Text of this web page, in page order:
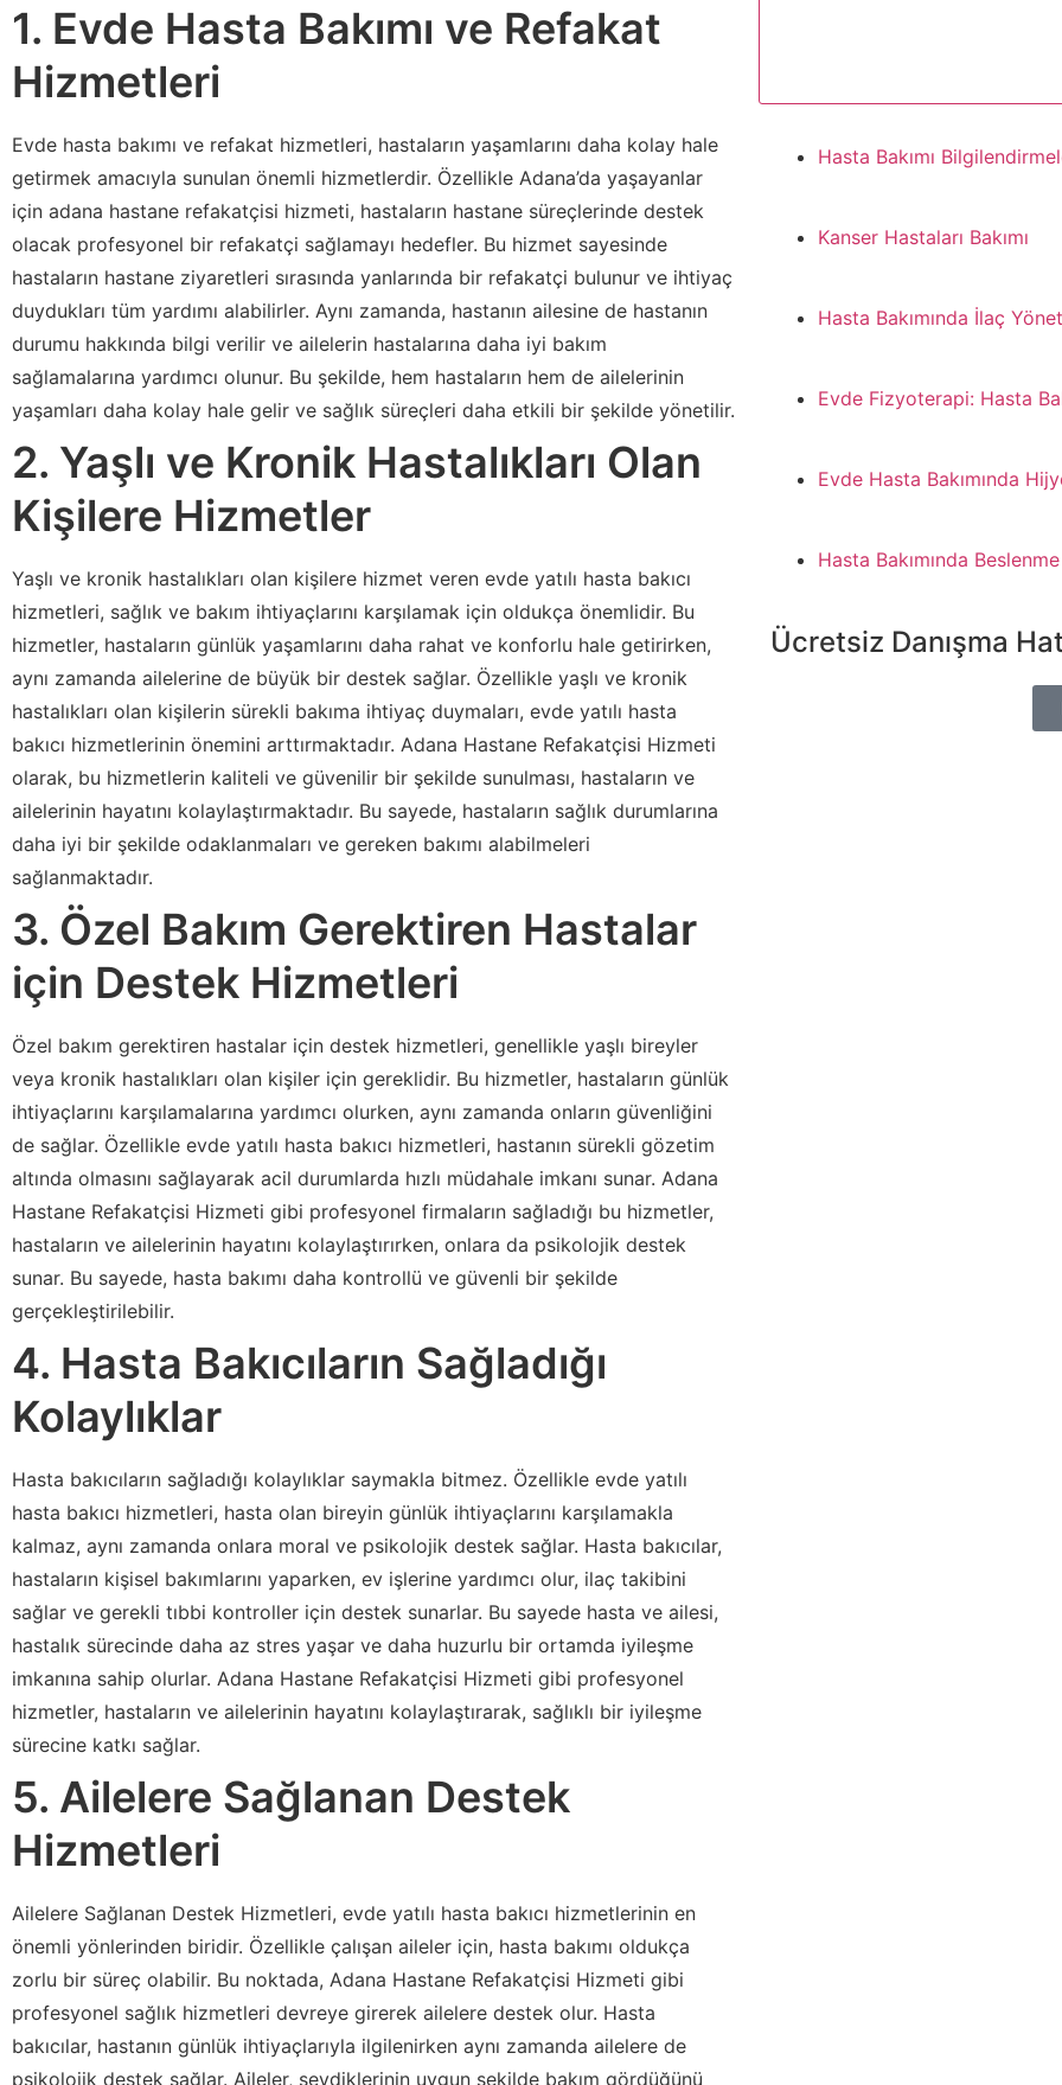
1. Evde Hasta Bakımı ve Refakat
Hizmetleri
Evde hasta bakımı ve refakat hizmetleri, hastaların yaşamlarını daha kolay hale
getirmek amacıyla sunulan önemli hizmetlerdir. Özellikle Adana’da yaşayanlar
için adana hastane refakatçisi hizmeti, hastaların hastane süreçlerinde destek
olacak profesyonel bir refakatçi sağlamayı hedefler. Bu hizmet sayesinde
hastaların hastane ziyaretleri sırasında yanlarında bir refakatçi bulunur ve ihtiyaç
duydukları tüm yardımı alabilirler. Aynı zamanda, hastanın ailesine de hastanın
durumu hakkında bilgi verilir ve ailelerin hastalarına daha iyi bakım
sağlamalarına yardımcı olunur. Bu şekilde, hem hastaların hem de ailelerinin
yaşamları daha kolay hale gelir ve sağlık süreçleri daha etkili bir şekilde yönetilir.
2. Yaşlı ve Kronik Hastalıkları Olan
Kişilere Hizmetler
Yaşlı ve kronik hastalıkları olan kişilere hizmet veren evde yatılı hasta bakıcı
hizmetleri, sağlık ve bakım ihtiyaçlarını karşılamak için oldukça önemlidir. Bu
hizmetler, hastaların günlük yaşamlarını daha rahat ve konforlu hale getirirken,
aynı zamanda ailelerine de büyük bir destek sağlar. Özellikle yaşlı ve kronik
hastalıkları olan kişilerin sürekli bakıma ihtiyaç duymaları, evde yatılı hasta
bakıcı hizmetlerinin önemini arttırmaktadır. Adana Hastane Refakatçisi Hizmeti
olarak, bu hizmetlerin kaliteli ve güvenilir bir şekilde sunulması, hastaların ve
ailelerinin hayatını kolaylaştırmaktadır. Bu sayede, hastaların sağlık durumlarına
daha iyi bir şekilde odaklanmaları ve gereken bakımı alabilmeleri
sağlanmaktadır.
3. Özel Bakım Gerektiren Hastalar
için Destek Hizmetleri
Özel bakım gerektiren hastalar için destek hizmetleri, genellikle yaşlı bireyler
veya kronik hastalıkları olan kişiler için gereklidir. Bu hizmetler, hastaların günlük
ihtiyaçlarını karşılamalarına yardımcı olurken, aynı zamanda onların güvenliğini
de sağlar. Özellikle evde yatılı hasta bakıcı hizmetleri, hastanın sürekli gözetim
altında olmasını sağlayarak acil durumlarda hızlı müdahale imkanı sunar. Adana
Hastane Refakatçisi Hizmeti gibi profesyonel firmaların sağladığı bu hizmetler,
hastaların ve ailelerinin hayatını kolaylaştırırken, onlara da psikolojik destek
sunar. Bu sayede, hasta bakımı daha kontrollü ve güvenli bir şekilde
gerçekleştirilebilir.
4. Hasta Bakıcıların Sağladığı
Kolaylıklar
Hasta bakıcıların sağladığı kolaylıklar saymakla bitmez. Özellikle evde yatılı
hasta bakıcı hizmetleri, hasta olan bireyin günlük ihtiyaçlarını karşılamakla
kalmaz, aynı zamanda onlara moral ve psikolojik destek sağlar. Hasta bakıcılar,
hastaların kişisel bakımlarını yaparken, ev işlerine yardımcı olur, ilaç takibini
sağlar ve gerekli tıbbi kontroller için destek sunarlar. Bu sayede hasta ve ailesi,
hastalık sürecinde daha az stres yaşar ve daha huzurlu bir ortamda iyileşme
imkanına sahip olurlar. Adana Hastane Refakatçisi Hizmeti gibi profesyonel
hizmetler, hastaların ve ailelerinin hayatını kolaylaştırarak, sağlıklı bir iyileşme
sürecine katkı sağlar.
5. Ailelere Sağlanan Destek
Hizmetleri
Ailelere Sağlanan Destek Hizmetleri, evde yatılı hasta bakıcı hizmetlerinin en
önemli yönlerinden biridir. Özellikle çalışan aileler için, hasta bakımı oldukça
zorlu bir süreç olabilir. Bu noktada, Adana Hastane Refakatçisi Hizmeti gibi
profesyonel sağlık hizmetleri devreye girerek ailelere destek olur. Hasta
bakıcılar, hastanın günlük ihtiyaçlarıyla ilgilenirken aynı zamanda ailelere de
psikolojik destek sağlar. Aileler, sevdiklerinin uygun şekilde bakım gördüğünü
Hasta Bakımı
Kanser Hastaları Bakımı
Hasta Bakımında İlaç
Evde Fizyoterapi: Hasta
Evde Hasta Bakımında
Hasta Bakımında Beslenme
Ücretsiz Danışma